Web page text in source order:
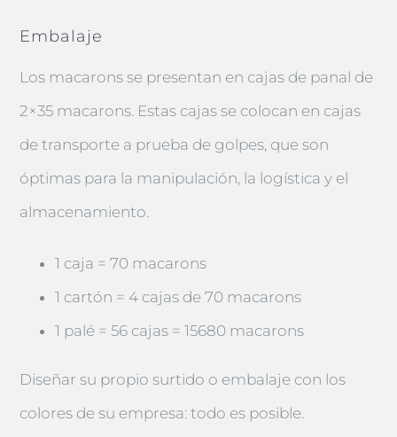
Embalaje
Los macarons se presentan en cajas de panal de
2×35 macarons. Estas cajas se colocan en cajas
de transporte a prueba de golpes, que son
óptimas para la manipulación, la logística y el
almacenamiento.
1 caja = 70 macarons
1 cartón = 4 cajas de 70 macarons
1 palé = 56 cajas = 15680 macarons
Diseñar su propio surtido o embalaje con los
colores de su empresa: todo es posible.